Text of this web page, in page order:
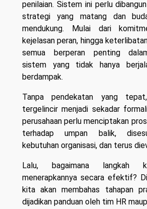
penilaian. Sistem ini perlu
strategi yang matang dan
mendukung. Mulai dari
kejelasan peran, hingga
semua berperan penting
sistem yang tidak hanya
berdampak.
Tanpa pendekatan yang
tergelincir menjadi sekadar
perusahaan perlu menciptakan
terhadap umpan balik,
kebutuhan organisasi, dan terus
Lalu, bagaimana langkah
menerapkannya secara efektif?
kita akan membahas tahapan
dijadikan panduan oleh tim HR